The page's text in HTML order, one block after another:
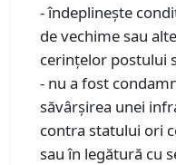
- îndeplineşte
de vechime sau
cerinţelor postului
- nu a fost
săvârşirea unei
contra statului ori
sau în legătură cu